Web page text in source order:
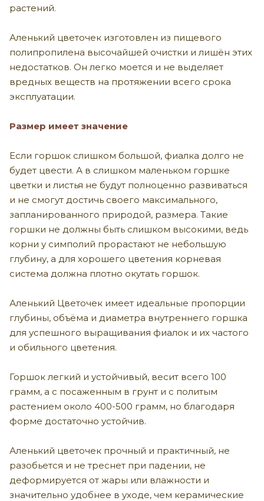
растений.
Аленький цветочек изготовлен из пищевого
полипропилена высочайшей очистки и лишён этих
недостатков. Он легко моется и не выделяет
вредных веществ на протяжении всего срока
эксплуатации.
Размер имеет значение
Если горшок слишком большой, фиалка долго не
будет цвести. А в слишком маленьком горшке
цветки и листья не будут полноценно развиваться
и не смогут достичь своего максимального,
запланированного природой, размера. Такие
горшки не должны быть слишком высокими, ведь
корни у симполий прорастают не небольшую
глубину, а для хорошего цветения корневая
система должна плотно окутать горшок.
Аленький Цветочек имеет идеальные пропорции
глубины, объёма и диаметра внутреннего горшка
для успешного выращивания фиалок и их частого
и обильного цветения.
Горшок легкий и устойчивый, весит всего 100
грамм, а с посаженным в грунт и с политым
растением около 400-500 грамм, но благодаря
форме достаточно устойчив.
Аленький цветочек прочный и практичный, не
разобьется и не треснет при падении, не
деформируется от жары или влажности и
значительно удобнее в уходе, чем керамические